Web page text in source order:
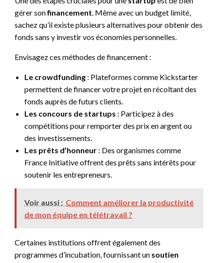
gérer sonfinancement . Même avec un budget limité,
sachez qu’il existe plusieurs alternatives pour obtenir des
fonds sans y investir vos économies personnelles.
Envisagez ces méthodes de financement :
Le crowdfunding : Plateformes comme Kickstarter
permettent de financer votre projet en récoltant des
fonds auprès de futurs clients.
Les concours de startups : Participez à des
compétitions pour remporter des prix en argent ou
des investissements.
Les prêts d’honneur : Des organismes comme
France Initiative offrent des prêts sans intérêts pour
soutenir les entrepreneurs.
Voir aussi : Comment améliorer la productivité
de mon équipe en télétravail ?
Certaines institutions offrent également des
programmes d’incubation, fournissant un soutien